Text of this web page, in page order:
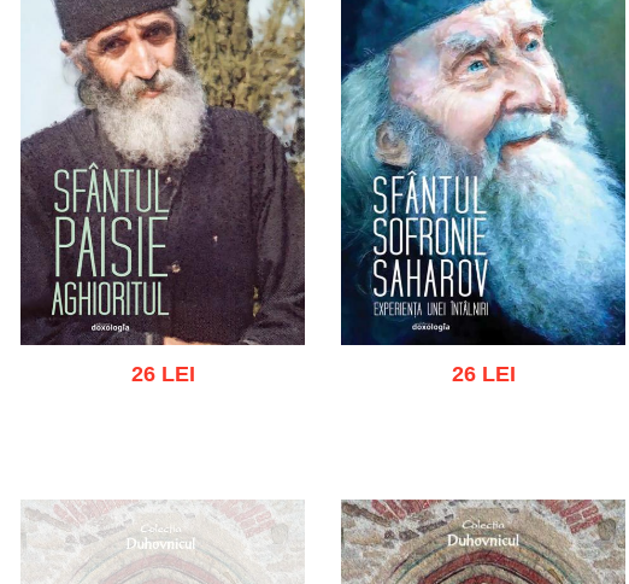
Adaugă în coș Wishlist
26 LEI
Adaugă în coș Wishlist
26 LEI